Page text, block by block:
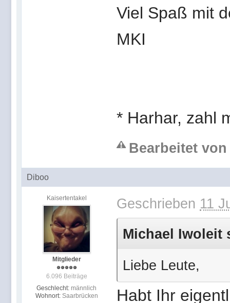
Viel Spaß mit
MKI
* Harhar, zahl
Bearbeitet von
Diboo
Kaisertentakel
Mitglieder
6.096 Beiträge
Geschlecht: männlich
Wohnort: Saarbrücken
Geschrieben 11
Michael Iwoleit
Liebe Leute,
Habt Ihr